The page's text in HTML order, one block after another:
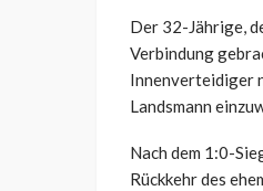
Der 32-Jährige,
Verbindung
Innenverteidiger
Landsmann
Nach dem 1:0-
Rückkehr des